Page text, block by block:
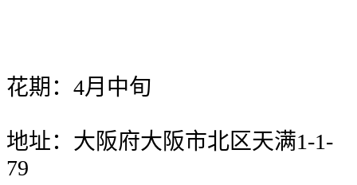
花期：4月中旬
地址：大阪府大阪市北区天满1-1-
79